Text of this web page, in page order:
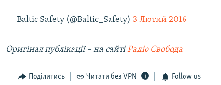
— Baltic Safety (@Baltic_Safety) 3 Лютий 2016
Оригінал публікації – на сайтіРадіо Свобода
Поділитись Читати без VPN Follow us